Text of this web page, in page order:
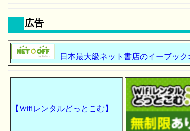
広告
日本最大級ネット書店のイーブック
【Wifiレンタルどっとこむ】